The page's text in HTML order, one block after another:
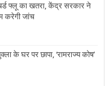
फ्लू का खतरा, केंद्र सरकार ने
करेगी जांच
के घर पर छापा, ‘रामराज्य कोष’